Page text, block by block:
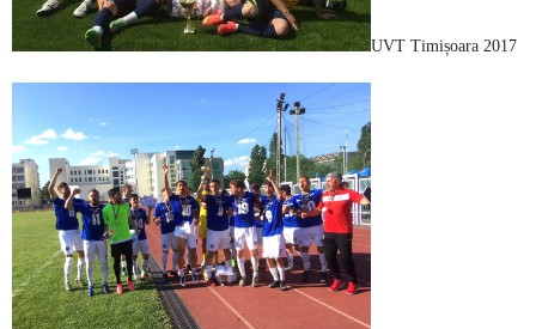
UVT Timișoara 2017